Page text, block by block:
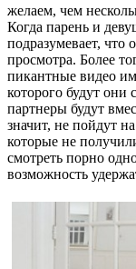
желаем, чем
Когда парень и
подразумевает, что
просмотра. Более
пикантные видео
которого будут они
партнеры будут
значит, не пойдут
которые не
смотреть порно
возможность